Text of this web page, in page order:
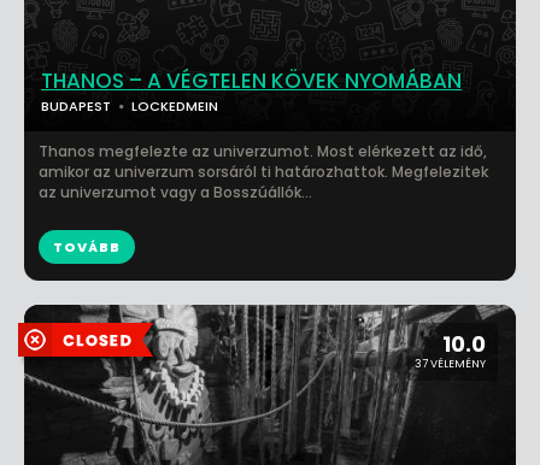
THANOS – A VÉGTELEN KÖVEK NYOMÁBAN
BUDAPEST LOCKEDMEIN
Thanos megfelezte az univerzumot. Most elérkezett az idő,
amikor az univerzum sorsáról ti határozhattok. Megfelezitek
az univerzumot vagy a Bosszúállók...
TOVÁBB
10.0
37 VÉLEMÉNY